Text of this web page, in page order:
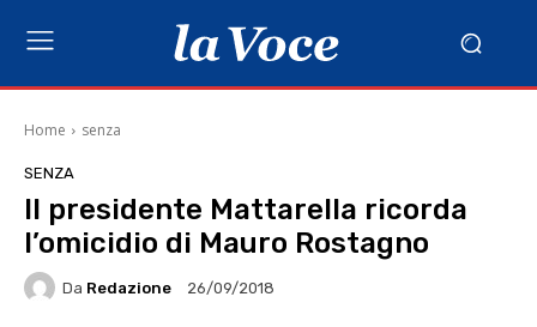
Home senza
SENZA
Il presidente Mattarella ricorda
l’omicidio di Mauro Rostagno
Da Redazione 26/09/2018